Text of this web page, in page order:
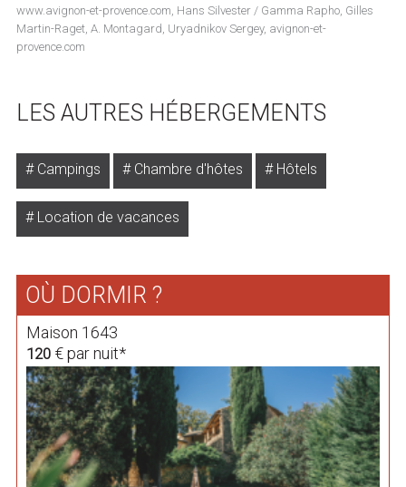
www.avignon-et-provence.com, Hans Silvester / Gamma Rapho, Gilles
Martin-Raget, A. Montagard, Uryadnikov Sergey, avignon-et-
provence.com
LES AUTRES HÉBERGEMENTS
Campings Chambre d'hôtes Hôtels
Location de vacances
OÙ DORMIR ?
Maison 1643
120€ par nuit*